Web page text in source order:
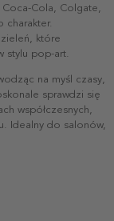
Coca-Cola, Colgate,
charakter.
które
stylu pop-art.
na myśl czasy,
sprawdzi się
współczesnych,
Idealny do salonów,